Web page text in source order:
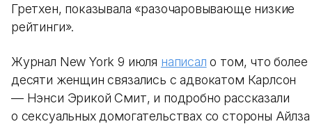
Гретхен, показывала «разочаровывающе низкие
рейтинги».
Журнал New York 9 июля написал о том, что более
десяти женщин связались с адвокатом Карлсон
— Нэнси Эрикой Смит, и подробно рассказали
о сексуальных домогательствах со стороны Айлза